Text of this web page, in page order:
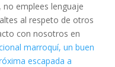
no emplees lenguaje
al respeto de otros
con nosotros en
marroquí, un buen
escapada a